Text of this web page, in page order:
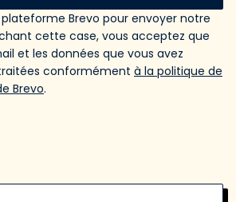
plateforme Brevo pour envoyer notre
cette case, vous acceptez que
et les données que vous avez
conformément à la politique de
Brevo.